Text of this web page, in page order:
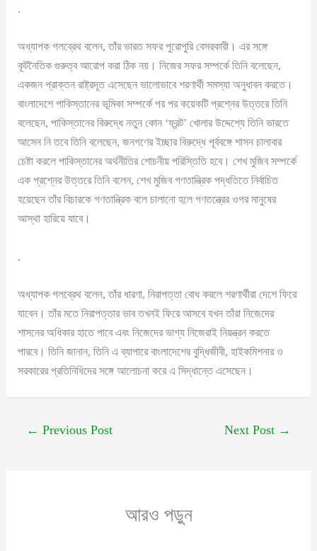
.
অধ্যাপক গলব্রেথ বলেন, তাঁর ভারত সফর পুরোপুরি বেসরকারী। এর সঙ্গে
কূটনৈতিক গুরুত্ব আরোপ করা ঠিক নয়। নিজের সফর সম্পর্কে তিনি বলেছেন,
একজন প্রাক্তন রাষ্ট্রদূত এসেছেন ভালোভাবে শরণার্থী সমস্যা অনুধাবন করতে।
বাংলাদেশে পাকিস্তানের ভূমিকা সম্পর্কে পর পর কয়েকটি প্রশ্নের উত্তরে তিনি
বলেছেন, পাকিস্তানের বিরুদ্ধে নতুন কোন ‘ফ্রন্ট’ খোলার উদ্দেশ্যে তিনি ভারতে
আসেন নি তবে তিনি বলেছেন, জনগণের ইচ্ছার বিরুদ্ধে পূর্ববঙ্গে শাসন চালাবার
চেষ্টা করলে পাকিস্তানের অর্থনীতির শোচনীয় পরিস্তিতি হবে। শেখ মুজিব সম্পর্কে
এক প্রশ্নের উত্তরে তিনি বলেন, শেখ মুজিব গণতান্ত্রিক পদ্ধতিতে নির্বাচিত
হয়েছেন তাঁর বিচারকে গণতান্ত্রিক বলে চালানো হলে গণতন্ত্রের ওপর মানুষের
আস্থা হারিয়ে যাবে।
.
অধ্যাপক গলব্রেথ বলেন, তাঁর ধারণা, নিরাপত্তা বোধ করলে শরণার্থীরা দেশে ফিরে
যাবেন। তাঁর মতে নিরাপত্তার ভাব তখনই ফিরে আসবে যখন তাঁরা নিজেদের
শাসনের অধিকার হাতে পাবে এবং নিজেদের ভাগ্য নিজেরাই নিয়ন্ত্রন করতে
পারবে। তিনি জানান, তিনি এ ব্যাপারে বাংলাদেশের বুদ্ধিজীবী, হাইকমিশনার ও
সরকারের প্রতিনিধিদের সঙ্গে আলোচনা করে এ সিদ্ধান্তে এসেছেন।
← Previous Post Next Post →
আরও পড়ুন